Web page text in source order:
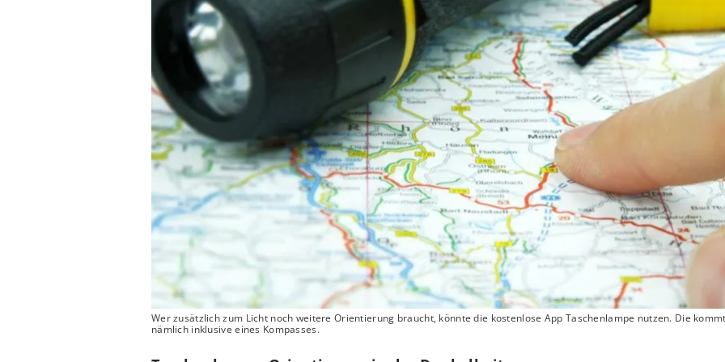
Wer zusätzlich zum Licht noch weitere Orientierung braucht, könnte die kostenlose App Taschenlampe nutzen. Die
nämlich inklusive eines Kompasses.